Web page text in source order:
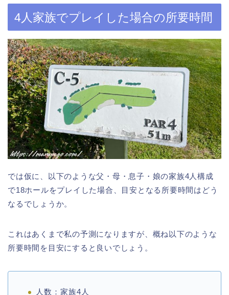
4人家族でプレイした場合の所要時間
では仮に、以下のような父・母・息子・娘の家族4人構成
で18ホールをプレイした場合、目安となる所要時間はどう
なるでしょうか。
これはあくまで私の予測になりますが、概ね以下のような
所要時間を目安にすると良いでしょう。
人数：家族4人